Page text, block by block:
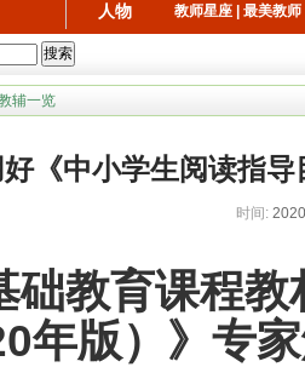
人物 教师星座 最美教师
搜索
辅一览
好《中小学生阅读指
时间:
础教育课程
年版）》专